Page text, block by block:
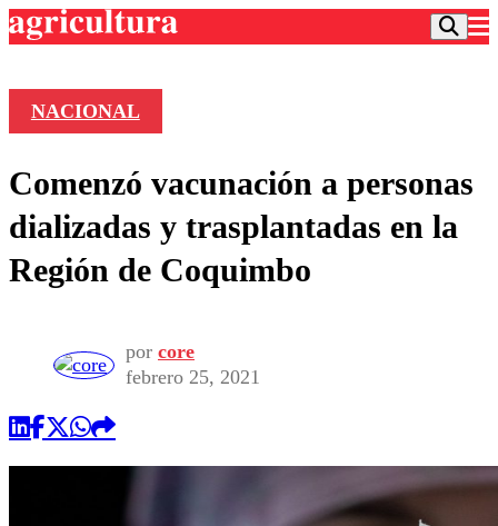
Frecuencias
Agricultura TV
Deportes
Colo Colo
Seleccion Chilena
Entretención
Economía
Publicaciones en medios
Opinión
NACIONAL
Comenzó vacunación a personas
dializadas y trasplantadas en la
Región de Coquimbo
por core
febrero 25, 2021